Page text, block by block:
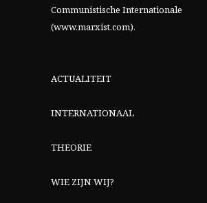
Communistische Internationale
(www.marxist.com).
ACTUALITEIT
INTERNATIONAAL
THEORIE
WIE ZIJN WIJ?